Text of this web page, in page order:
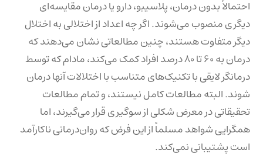
احتمالاً بدون درمان، پلاسیبو، دارو یا درمان مقایسه‌ای
دیگری منصوب می‌شوند. اگر چه اعداد از اختلالی به اختلال
دیگر متفاوت هستند، چنین مطالعاتی نشان می‌دهند که
درمان به ۶۰ تا ۸۰ درصد افراد کمک می‌کند، مادام که توسط
درمانگر لایقی با تکنیک‌های متناسب با اختلالات آنها درمان
شوند. البته مطالعات کامل نیستند، و تمام مطالعات
تحقیقاتی در معرض شکلی از سوگیری قرار می‌گیرند، اما
همگرایی شواهد مسلماً از این فرض که روان‌درمانی ناکارآمد
است پشتیبانی نمی‌کند.